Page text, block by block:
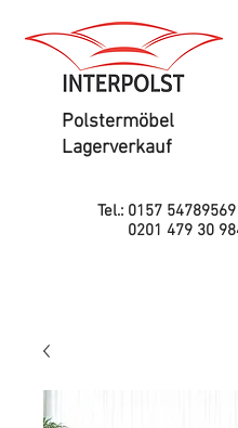
Polstermöbel
Lagerverkauf
Tel.: 0157 54789569
0201 479 30